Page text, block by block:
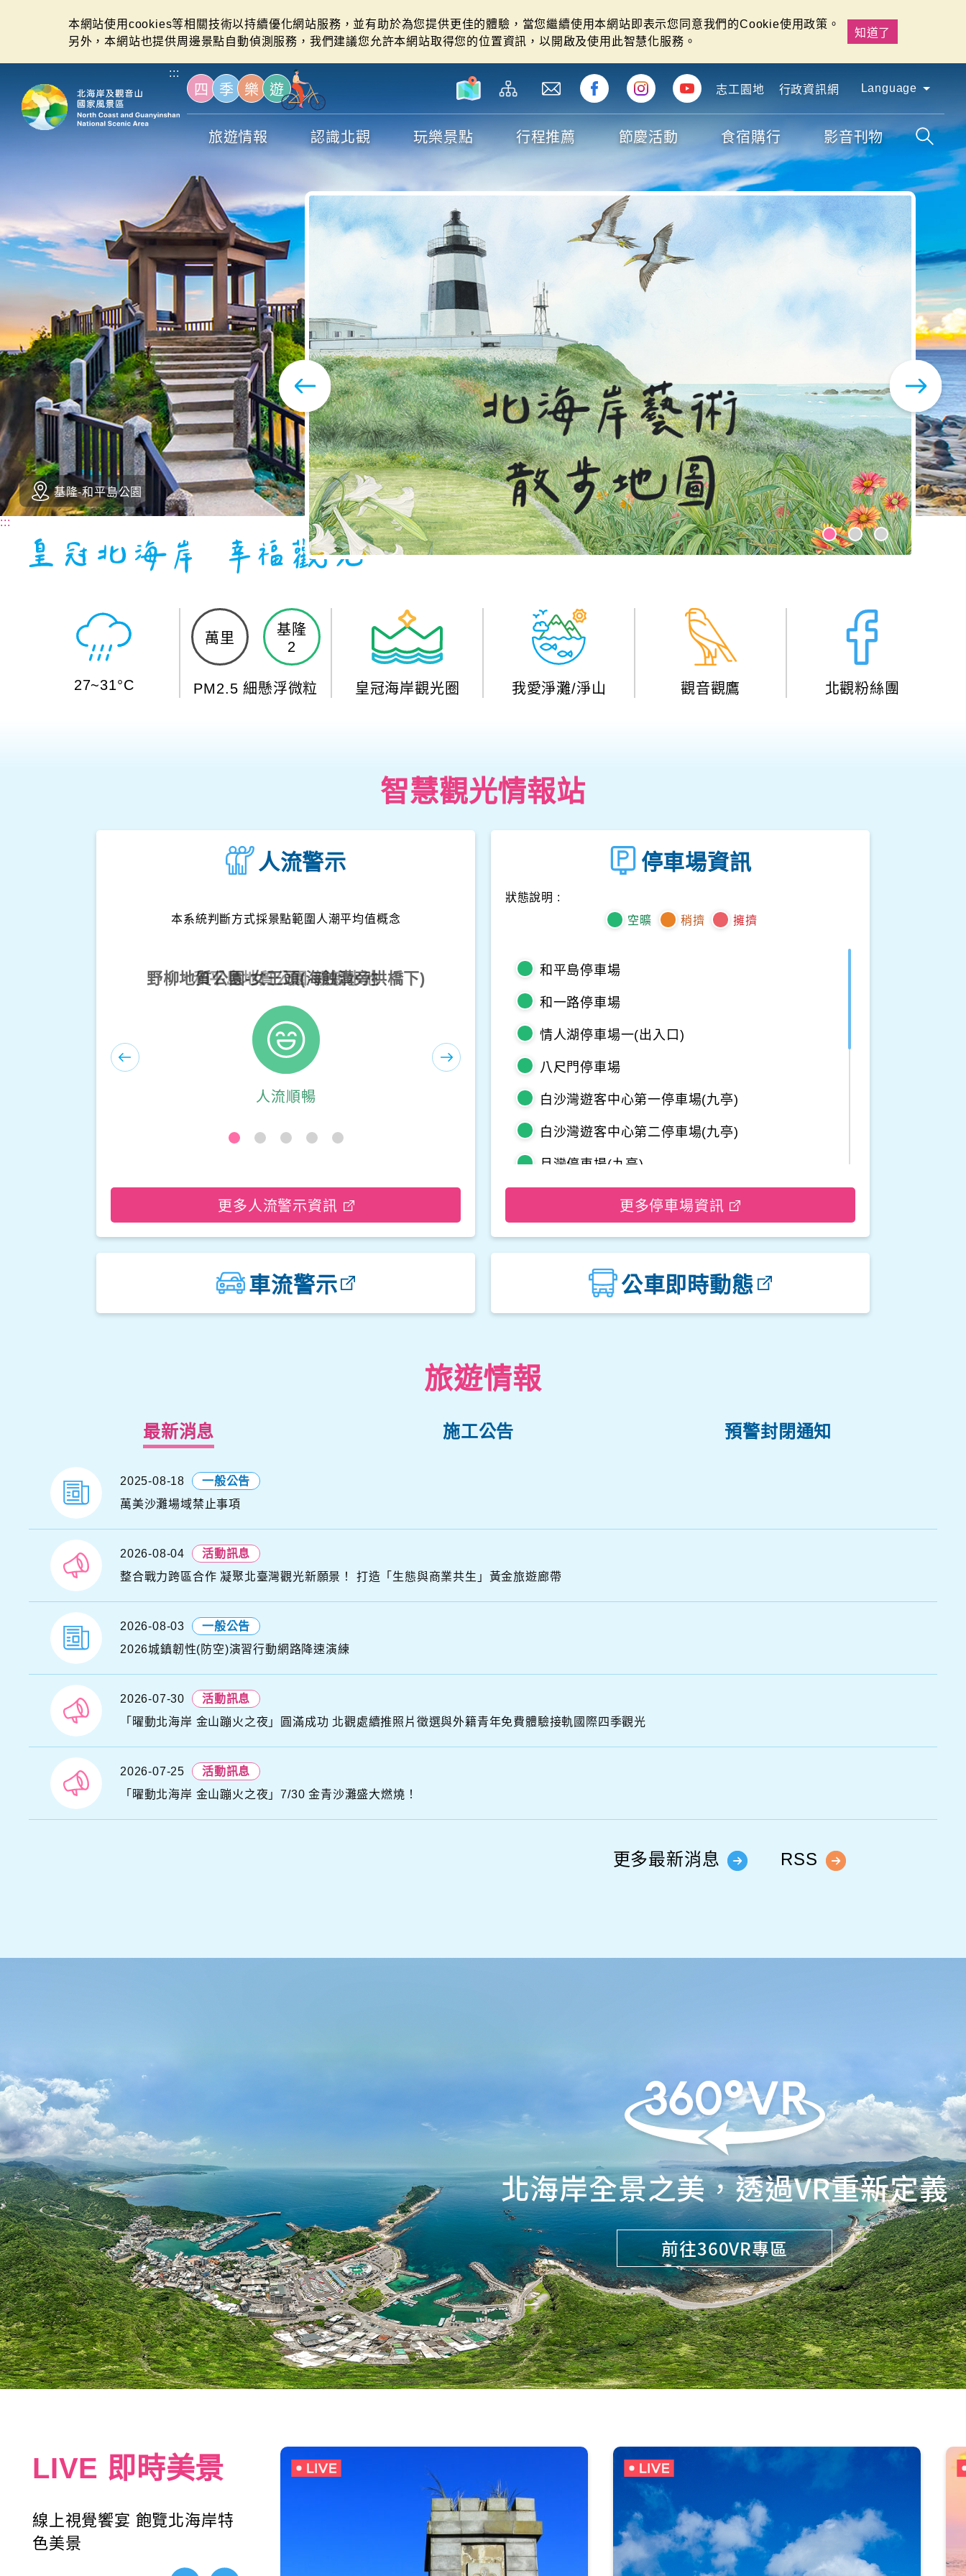
本網站使用cookies等相關技術以持續優化網站服務，並有助於為您提供更佳的體驗，當您繼續使用本網站即表示您同意我們的Cookie使用政策。
另外，本網站也提供周邊景點自動偵測服務，我們建議您允許本網站取得您的位置資訊，以開啟及使用此智慧化服務。
知道了
R
C
O
A
S
T
A
D
A
N
IN N
S
:::
四 季 樂 遊 志工園地 行政資訊網 Language
旅遊情報 認識北觀 玩樂景點 行程推薦 節慶活動 食宿購行 影音刊物
基隆-和平島公園
:::
27~31°C
萬里
基隆
2
PM2.5 細懸浮微粒 皇冠海岸觀光圈 我愛淨灘/淨山 觀音觀鷹 北觀粉絲團
智慧觀光情報站
人流警示
本系統判斷方式採景點範圍人潮平均值概念
野柳地質公園-女王頭(海蝕溝旁拱橋下)
人流順暢
和平島地質公園-等嶼亭
人流順暢
更多人流警示資訊
停車場資訊
狀態說明 :
空曠
稍擠 擁擠
和平島停車場
和一路停車場
情人湖停車場一(出入口)
八尺門停車場
白沙灣遊客中心第一停車場(九亭)
白沙灣遊客中心第二停車場(九亭)
月灣停車場(九亭)
野柳地質公園停車場
觀音山遊客中心停車場一
金山立體停車場
更多停車場資訊
車流警示 公車即時動態
旅遊情報
最新消息
2025-08-18
一般公告
萬美沙灘場域禁止事項
2026-08-04
活動訊息
整合戰力跨區合作 凝聚北臺灣觀光新願景！ 打造「生態與商業共生」黃金旅遊廊帶
2026-08-03
一般公告
2026城鎮韌性(防空)演習行動網路降速演練
2026-07-30
活動訊息
「曜動北海岸 金山蹦火之夜」圓滿成功 北觀處續推照片徵選與外籍青年免費體驗接軌國際四季觀光
2026-07-25
活動訊息
「曜動北海岸 金山蹦火之夜」7/30 金青沙灘盛大燃燒！
施工公告 預警封閉通知
更多最新消息 RSS
北海岸全景之美，透過VR重新定義
前往360VR專區
LIVE 即時美景
線上視覺饗宴 飽覽北海岸特
色美景